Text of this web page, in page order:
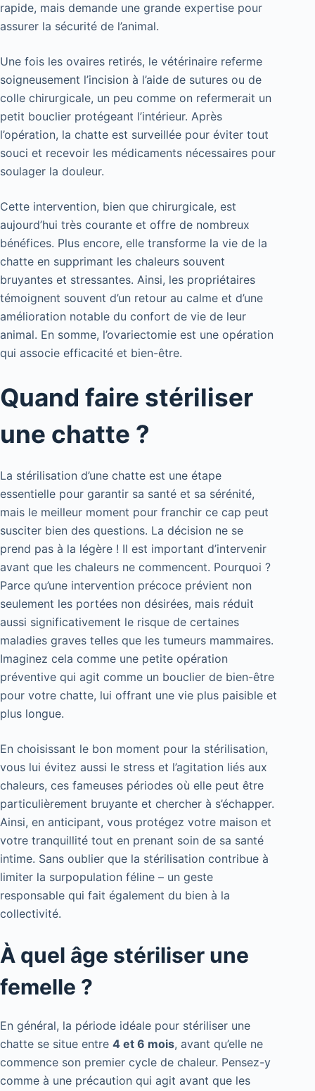
rapide, mais demande une grande expertise pour
assurer la sécurité de l’animal.
Une fois les ovaires retirés, le vétérinaire referme
soigneusement l’incision à l’aide de sutures ou de
colle chirurgicale, un peu comme on refermerait un
petit bouclier protégeant l’intérieur. Après
l’opération, la chatte est surveillée pour éviter tout
souci et recevoir les médicaments nécessaires pour
soulager la douleur.
Cette intervention, bien que chirurgicale, est
aujourd’hui très courante et offre de nombreux
bénéfices. Plus encore, elle transforme la vie de la
chatte en supprimant les chaleurs souvent
bruyantes et stressantes. Ainsi, les propriétaires
témoignent souvent d’un retour au calme et d’une
amélioration notable du confort de vie de leur
animal. En somme, l’ovariectomie est une opération
qui associe efficacité et bien-être.
Quand faire stériliser
une chatte ?
La stérilisation d’une chatte est une étape
essentielle pour garantir sa santé et sa sérénité,
mais le meilleur moment pour franchir ce cap peut
susciter bien des questions. La décision ne se
prend pas à la légère ! Il est important d’intervenir
avant que les chaleurs ne commencent. Pourquoi ?
Parce qu’une intervention précoce prévient non
seulement les portées non désirées, mais réduit
aussi significativement le risque de certaines
maladies graves telles que les tumeurs mammaires.
Imaginez cela comme une petite opération
préventive qui agit comme un bouclier de bien-être
pour votre chatte, lui offrant une vie plus paisible et
plus longue.
En choisissant le bon moment pour la stérilisation,
vous lui évitez aussi le stress et l’agitation liés aux
chaleurs, ces fameuses périodes où elle peut être
particulièrement bruyante et chercher à s’échapper.
Ainsi, en anticipant, vous protégez votre maison et
votre tranquillité tout en prenant soin de sa santé
intime. Sans oublier que la stérilisation contribue à
limiter la surpopulation féline – un geste
responsable qui fait également du bien à la
collectivité.
À quel âge stériliser une
femelle ?
En général, la période idéale pour stériliser une
chatte se situe entre 4 et 6 mois, avant qu’elle ne
commence son premier cycle de chaleur. Pensez-y
comme à une précaution qui agit avant que les